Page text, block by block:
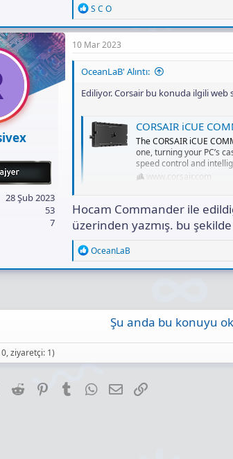
R
e
a
c
t
o
s
S C O
28 Şub 2023
53
7
10 Mar 2023
OceanLaB' Alıntı:
Ediliyor. Corsair bu konuda ilgili web
CORSAIR iCUE
The CORSAIR iCUE
one, turning your PC’s
speed control and
www.corsair.com
Hocam Commander ile
üzerinden yazmış. bu
R
e
a
OceanLaB
Şu anda bu konuyu
0, ziyaretçi: 1)
X (Twitter)
Reddit PinterestTumblrWhatsApp
E-posta